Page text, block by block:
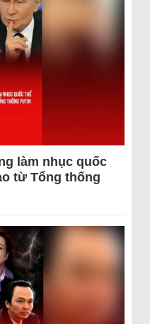
làm nhục quốc
từ Tổng thống